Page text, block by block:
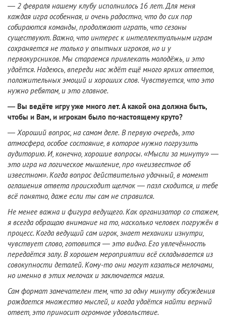
— 2 февраля нашему клубу исполнилось 16 лет. Для меня
каждая игра особенная, и очень радостно, что до сих пор
собираются команды, продолжают играть, что сезоны
существуют. Важно, что интерес к интеллектуальным играм
сохраняется не только у опытных игроков, но и у
первокурсников. Мы стараемся привлекать молодёжь, и это
удаётся. Надеюсь, впереди нас ждёт ещё много ярких ответов,
положительных эмоций и хороших слов. Чувствуется, что это
нужно ребятам, и это главное.
— Вы ведёте игру уже много лет. А какой она должна быть,
чтобы и Вам, и игрокам было по-настоящему круто?
— Хороший вопрос, на самом деле. В первую очередь, это
атмосфера, особое состояние, в которое нужно погрузить
аудиторию. И, конечно, хорошие вопросы. «Мысли за минуту» —
это игра на логическое мышление, про «неизвестное об
известном». Когда вопрос действительно удачный, в момент
оглашения ответа происходит щелчок — пазл сходится, и тебе
всё понятно, даже если ты сам не справился.
Не менее важна и фигура ведущего. Как организатор со стажем,
я всегда обращаю внимание на то, насколько человек погружён в
процесс. Когда ведущий сам игрок, знает механики изнутри,
чувствует слово, готовится — это видно. Его увлечённость
передаётся залу. В хорошем мероприятии всё складывается из
совокупности деталей. Кому-то они могут казаться мелочами,
но именно в этих мелочах и заключается магия.
Сам формат замечателен тем, что за одну минуту обсуждения
рождается множество мыслей, и когда удаётся найти верный
ответ, это приносит огромное удовольствие.